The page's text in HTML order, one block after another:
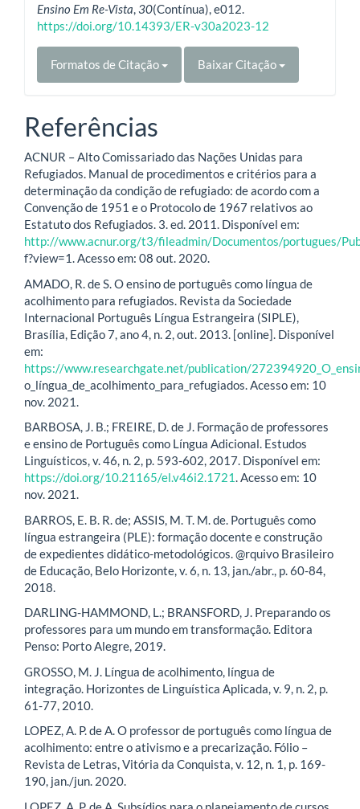
Ensino Em Re-Vista 30(Contínua), e012.
https://doi.org/10.14393/ER-v30a2023-12
Formatos de Citação Baixar Citação
Referências
ACNUR – Alto Comissariado das Nações Unidas para
Refugiados. Manual de procedimentos e critérios para a
determinação da condição de refugiado: de acordo com a
Convenção de 1951 e o Protocolo de 1967 relativos ao
Estatuto dos Refugiados. 3. ed. 2011. Disponível em:
http://www.acnur.org/t3/fileadmin/Documentos/portugues/
f?view=1. Acesso em: 08 out. 2020.
AMADO, R. de S. O ensino de português como língua de
acolhimento para refugiados. Revista da Sociedade
Internacional Português Língua Estrangeira (SIPLE),
Brasília, Edição 7, ano 4, n. 2, out. 2013. [online]. Disponível
em:
https://www.researchgate.net/publication/
o_língua_de_acolhimento_para_refugiados. Acesso em: 10
nov. 2021.
BARBOSA, J. B.; FREIRE, D. de J. Formação de professores
e ensino de Português como Língua Adicional. Estudos
Linguísticos, v. 46, n. 2, p. 593-602, 2017. Disponível em:
https://doi.org/10.21165/el.v46i2.1721. Acesso em: 10
nov. 2021.
BARROS, E. B. R. de; ASSIS, M. T. M. de. Português como
língua estrangeira (PLE): formação docente e construção
de expedientes didático-metodológicos. @rquivo Brasileiro
de Educação, Belo Horizonte, v. 6, n. 13, jan./abr., p. 60-84,
2018.
DARLING-HAMMOND, L.; BRANSFORD, J. Preparando os
professores para um mundo em transformação. Editora
Penso: Porto Alegre, 2019.
GROSSO, M. J. Língua de acolhimento, língua de
integração. Horizontes de Linguística Aplicada, v. 9, n. 2, p.
61-77, 2010.
LOPEZ, A. P. de A. O professor de português como língua de
acolhimento: entre o ativismo e a precarização. Fólio –
Revista de Letras, Vitória da Conquista, v. 12, n. 1, p. 169-
190, jan./jun. 2020.